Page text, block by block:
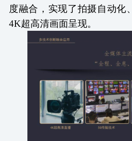
度融合，实现了拍摄自动化
4K超高清画面呈现。